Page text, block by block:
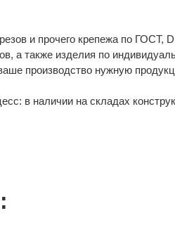
и прочего крепежа по ГОСТ,
а также изделия по
производство нужную
в наличии на складах